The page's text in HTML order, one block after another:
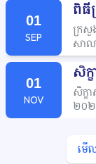
01
SEP
ពិធី
ប្រ
ក្រសួ
សាល
១១ខ
រាជ
កម្ម
ក្រប
រូបនីយ
លេខ
សិក្ខ
01
NOV
សិក្
បទ
សិក្ខ
២០
មើ